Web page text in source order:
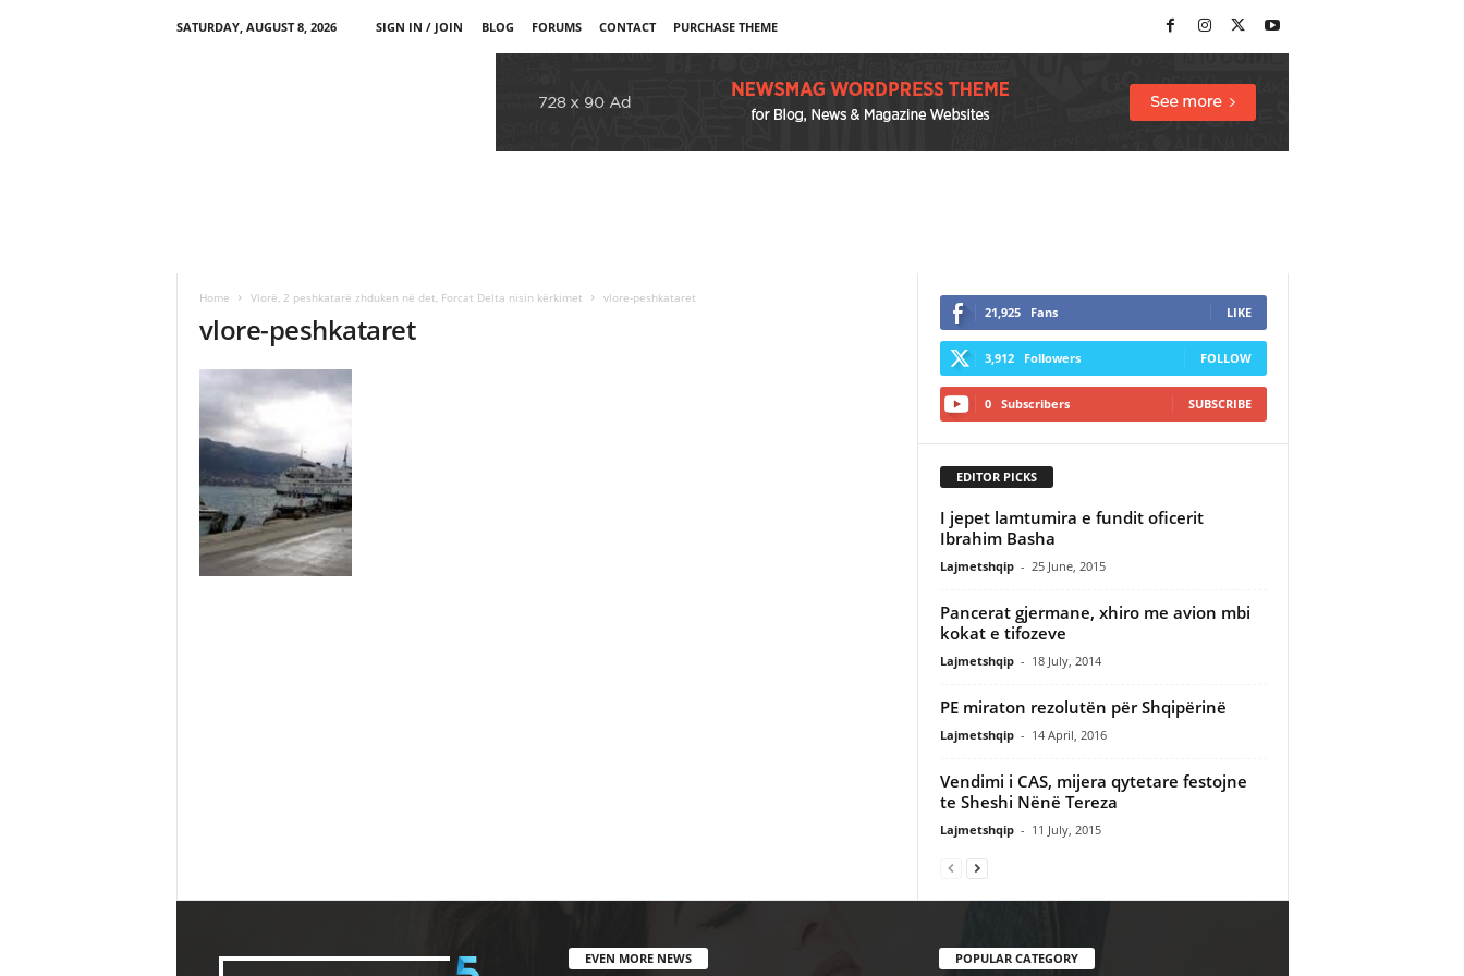
SATURDAY, AUGUST 8, 2026 SIGN IN / JOIN BLOG FORUMS CONTACT PURCHASE THEME
Home Vlorë, 2 peshkatarë zhduken në det, Forcat Delta nisin kërkimet vlore-peshkataret
vlore-peshkataret 21,925 Fans LIKE
3,912 Followers FOLLOW
0 Subscribers SUBSCRIBE
EDITOR PICKS
I jepet lamtumira e fundit oficerit
Ibrahim Basha
Lajmetshqip - 25 June, 2015
Pancerat gjermane, xhiro me avion mbi
kokat e tifozeve
Lajmetshqip - 18 July, 2014
PE miraton rezolutën për Shqipërinë
Lajmetshqip - 14 April, 2016
Vendimi i CAS, mijera qytetare festojne
te Sheshi Nënë Tereza
Lajmetshqip - 11 July, 2015
EVEN MORE NEWS POPULAR CATEGORY